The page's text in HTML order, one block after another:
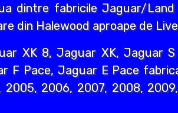
dintre fabricile Jaguar/Land
din Halewood aproape de
XK 8, Jaguar XK, Jaguar
F Pace, Jaguar E Pace
2006, 2007, 2008,